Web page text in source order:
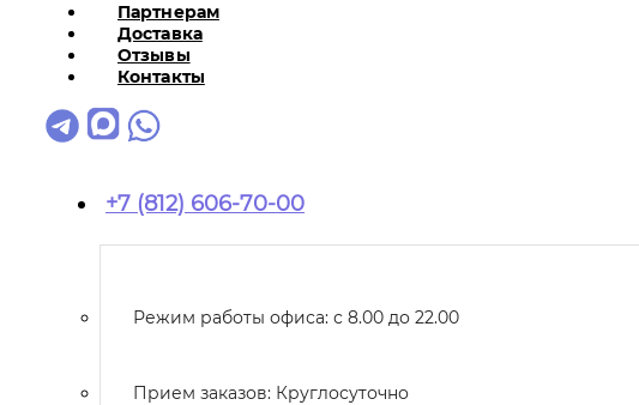
Партнерам
Доставка
Отзывы
Контакты
+7 (812) 606-70-00
Режим работы офиса: с 8.00 до 22.00
Прием заказов: Круглосуточно